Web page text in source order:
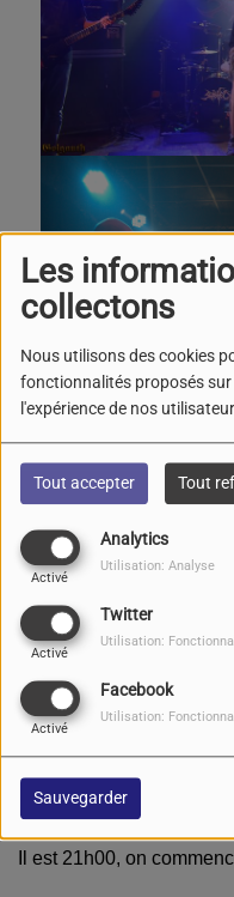
Les
collectons
Nous utilisons des cookies
fonctionnalités proposés
l'expérience de nos
Tout accepter Tout
Analytics
Activé
Utilisation: Analyse
Twitter
Activé
Utilisation:
Facebook
Activé
Utilisation:
Sauvegarder
Golgauth:
Il est 21h00, on